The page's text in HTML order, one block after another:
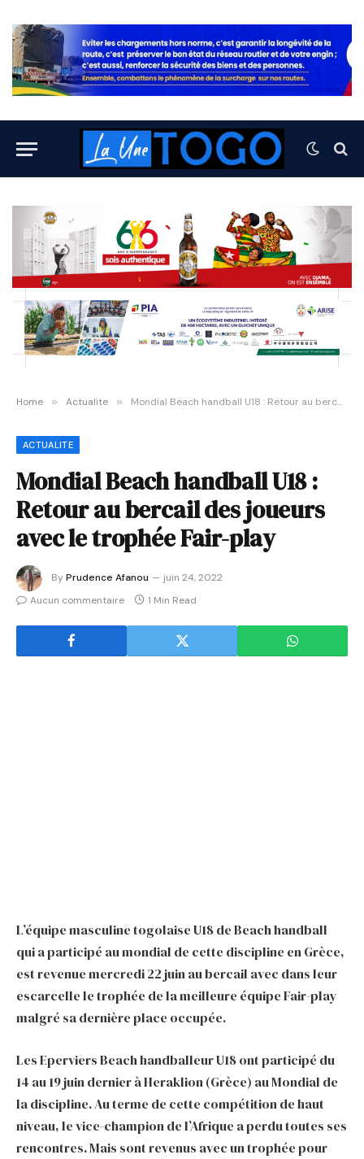
Home » Actualite » Mondial Beach handball U18 : Retour au bercail des joueurs avec le trophée Fair-play
ACTUALITE
Mondial Beach handball U18 :
Retour au bercail des joueurs
avec le trophée Fair-play
ByPrudence Afanou
juin 24, 2022
Aucun commentaire
1 Min Read
L’équipe masculine togolaise U18 de Beach handball
qui a participé au mondial de cette discipline en Grèce,
est revenue mercredi 22 juin au bercail avec dans leur
escarcelle le trophée de la meilleure équipe Fair-play
malgré sa dernière place occupée.
Les Eperviers Beach handballeur U18 ont participé du
14 au 19 juin dernier à Heraklion (Grèce) au Mondial de
la discipline. Au terme de cette compétition de haut
niveau, le vice-champion de l’Afrique a perdu toutes ses
rencontres. Mais sont revenus avec un trophée pour